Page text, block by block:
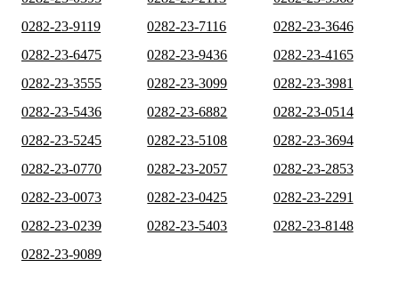
0282-23-9119
0282-23-7116
0282-23-3646
0282-23-6475
0282-23-9436
0282-23-4165
0282-23-3555
0282-23-3099
0282-23-3981
0282-23-5436
0282-23-6882
0282-23-0514
0282-23-5245
0282-23-5108
0282-23-3694
0282-23-0770
0282-23-2057
0282-23-2853
0282-23-0073
0282-23-0425
0282-23-2291
0282-23-0239
0282-23-5403
0282-23-8148
0282-23-9089